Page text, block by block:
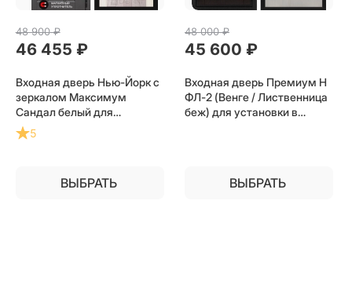
48 900 ₽
46 455 ₽
Входная дверь Нью-Йорк с
зеркалом Максимум
Сандал белый для
установки в квартиру
5
ВЫБРАТЬ
48 000 ₽
45 600 ₽
Входная дверь Премиум Н
ФЛ-2 (Венге / Лиственница
беж) для установки в
ВЫБРАТЬ